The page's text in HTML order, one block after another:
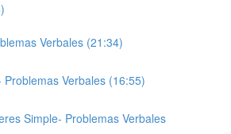
Verbales (21:34)
Problemas Verbales (16:55)
Simple- Problemas Verbales